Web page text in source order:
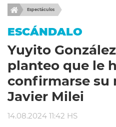
Espectáculos
ESCÁNDALO
Yuyito
planteo que le
confirmarse su
Javier Milei
14.08.2024 11:42 HS